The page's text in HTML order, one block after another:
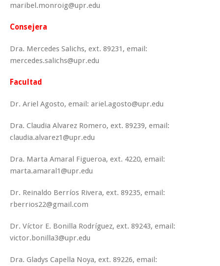
maribel.monroig@upr.edu
Consejera
Dra. Mercedes Salichs, ext. 89231, email:
mercedes.salichs@upr.edu
Facultad
Dr. Ariel Agosto, email: ariel.agosto@upr.edu
Dra. Claudia Alvarez Romero, ext. 89239, email:
claudia.alvarez1@upr.edu
Dra. Marta Amaral Figueroa, ext. 4220, email:
marta.amaral1@upr.edu
Dr. Reinaldo Berríos Rivera, ext. 89235, email:
rberrios22@gmail.com
Dr. Víctor E. Bonilla Rodríguez, ext. 89243, email:
victor.bonilla3@upr.edu
Dra. Gladys Capella Noya, ext. 89226, email: